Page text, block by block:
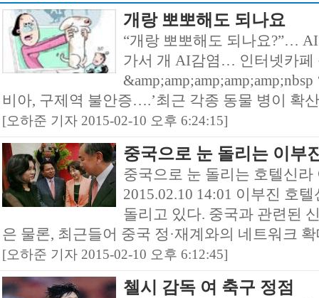
개랑 뽀뽀해도 되나요
“개랑 뽀뽀해도 되나요?”…
가서 개 AI감염… 인터넷카페
비아, 구제역 불안증….’최근 각종 동물 병이 확
[오하준 기자 2015-02-10 오후 6:24:15]
중국으로 눈 돌리는 이부
중국으로 눈 돌리는 호텔신라
2015.02.10 14:01 이부진 호
돌리고 있다. 중국과 관련된
은 물론, 최근들어 중국 정·재계와의 네트워크
[오하준 기자 2015-02-10 오후 6:12:45]
첼시 감독 여 축구 정점